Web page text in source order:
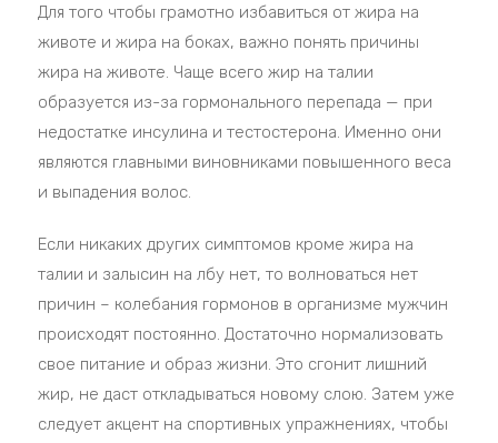
Для того чтобы грамотно избавиться от жира на
животе и жира на боках, важно понять причины
жира на животе. Чаще всего жир на талии
образуется из-за гормонального перепада — при
недостатке инсулина и тестостерона. Именно они
являются главными виновниками повышенного веса
и выпадения волос.
Если никаких других симптомов кроме жира на
талии и залысин на лбу нет, то волноваться нет
причин – колебания гормонов в организме мужчин
происходят постоянно. Достаточно нормализовать
свое питание и образ жизни. Это сгонит лишний
жир, не даст откладываться новому слою. Затем уже
следует акцент на спортивных упражнениях, чтобы